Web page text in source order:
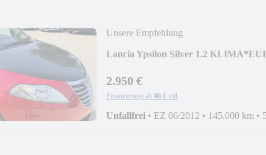
Unsere Empfehlung
Lancia Ypsilon Silver 1.2
2.950 €
Finanzierung ab 46 € mtl.
Unfallfrei • EZ 06/2012 • 145.000 km •